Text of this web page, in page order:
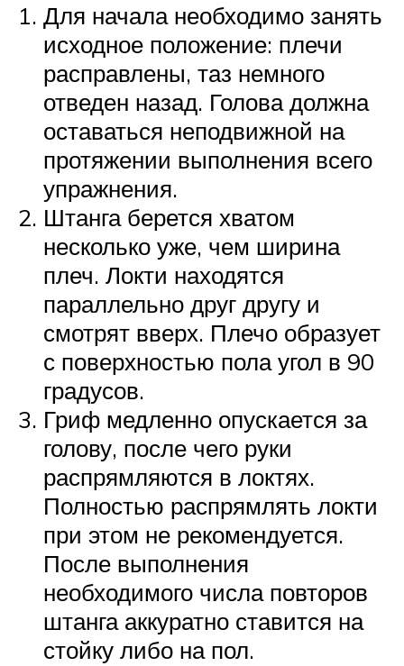
Для начала необходимо занять
исходное положение: плечи
расправлены, таз немного
отведен назад. Голова должна
оставаться неподвижной на
протяжении выполнения всего
упражнения.
Штанга берется хватом
несколько уже, чем ширина
плеч. Локти находятся
параллельно друг другу и
смотрят вверх. Плечо образует
с поверхностью пола угол в 90
градусов.
Гриф медленно опускается за
голову, после чего руки
распрямляются в локтях.
Полностью распрямлять локти
при этом не рекомендуется.
После выполнения
необходимого числа повторов
штанга аккуратно ставится на
стойку либо на пол.